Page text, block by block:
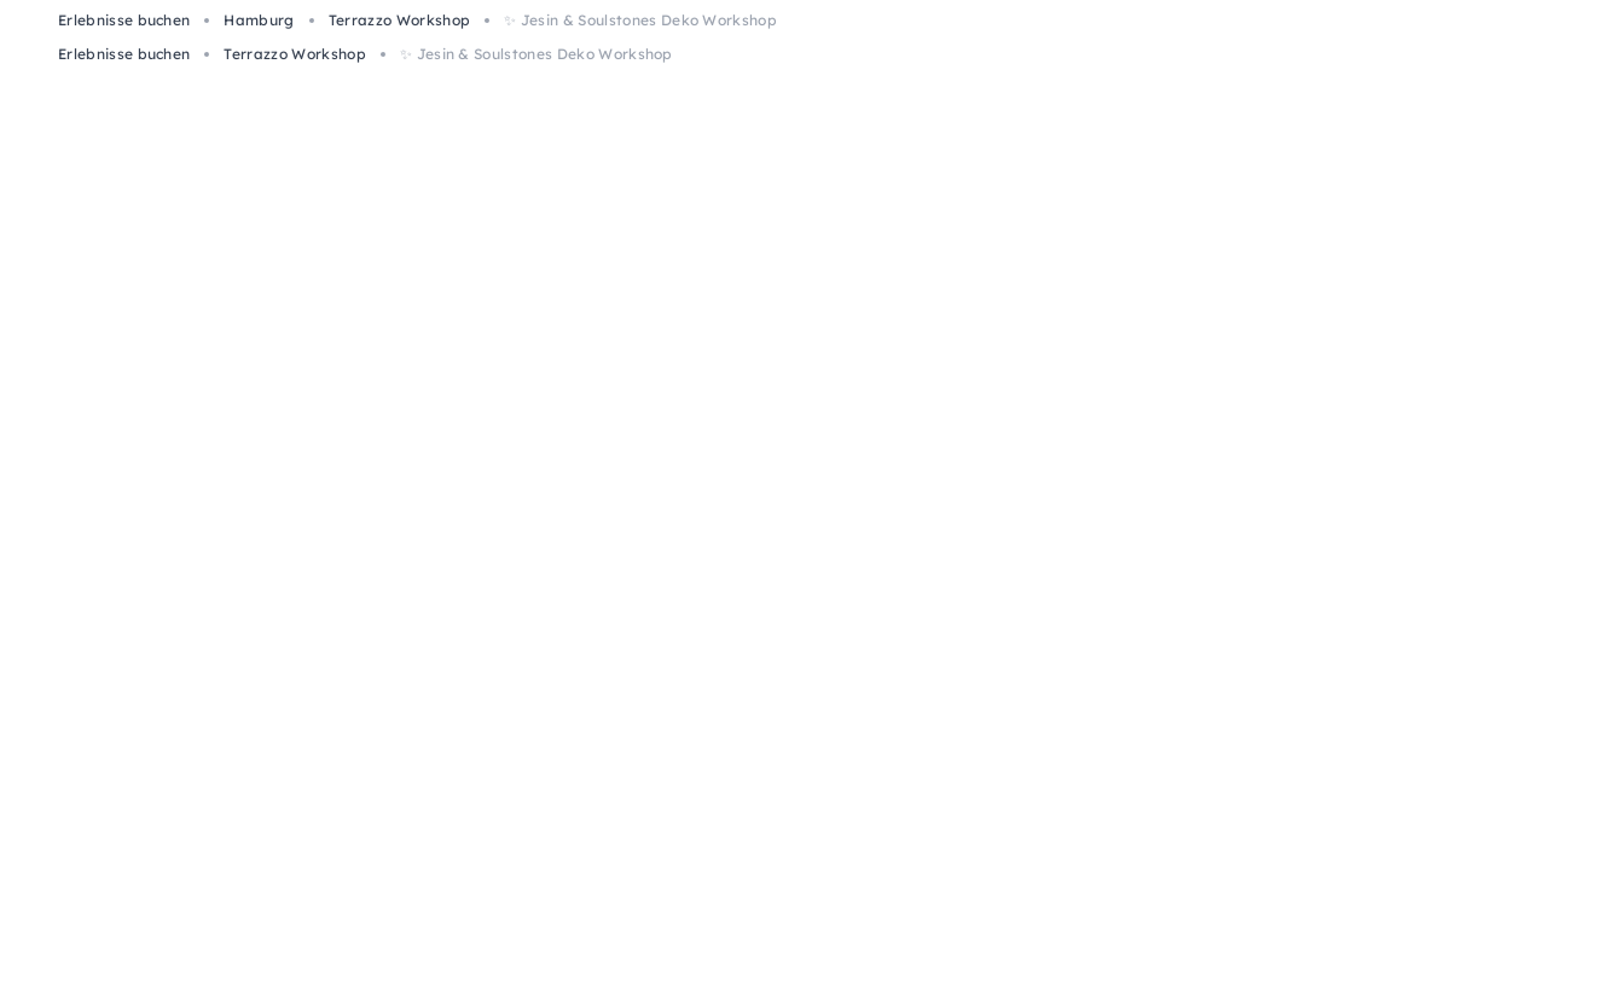
Erlebnisse buchen Hamburg Terrazzo Workshop
✨ Jesin & Soulstones Deko Workshop
Erlebnisse buchen
Terrazzo Workshop ✨ Jesin & Soulstones Deko Workshop